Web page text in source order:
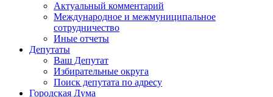
Актуальный комментарий
Международное и межмуниципальное
сотрудничество
Иные отчеты
Депутаты
Ваш Депутат
Избирательные округа
Поиск депутата по адресу
Городская Дума